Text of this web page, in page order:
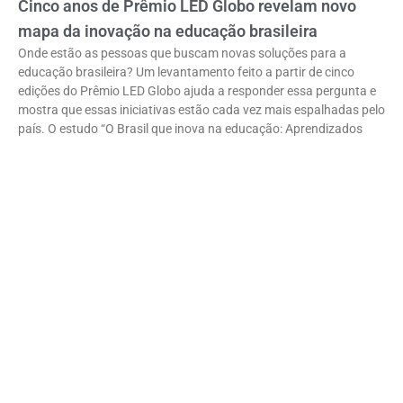
Cinco anos de Prêmio LED Globo revelam novo
mapa da inovação na educação brasileira
Onde estão as pessoas que buscam novas soluções para a
educação brasileira? Um levantamento feito a partir de cinco
edições do Prêmio LED Globo ajuda a responder essa pergunta e
mostra que essas iniciativas estão cada vez mais espalhadas pelo
país. O estudo “O Brasil que inova na educação: Aprendizados